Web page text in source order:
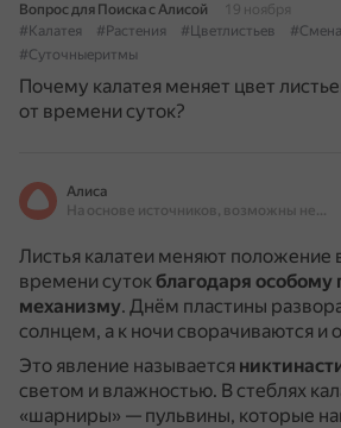
Вопрос для Поиска с Алисой
19 ноября
#Калатея
#Растения #Цветлистьев
#Суточныеритмы
Почему калатея меняет цвет
от времени суток?
Алиса
На основе источников, возможны неточности
Листья калатеи меняют положение
времени сутокблагодаря
механизму. Днём пластины
солнцем, а к ночи сворачиваются и
Это явление называется
светом и влажностью. В стеблях
«шарниры» — пульвины, которые